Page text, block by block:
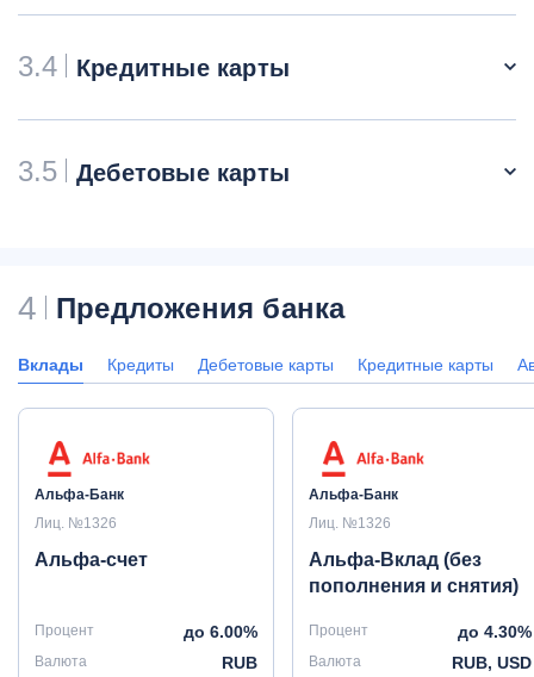
3.4 Кредитные карты
3.5 Дебетовые карты
4 Предложения банка
Вклады Кредиты Дебетовые карты Кредитные карты
Альфа-Банк
Лиц. №1326
Альфа-счет
Процент до 6.00%
Валюта RUB
Альфа-Банк
Лиц. №1326
Альфа-Вклад (без
пополнения и снятия)
Процент до 4.30%
Валюта RUB, USD